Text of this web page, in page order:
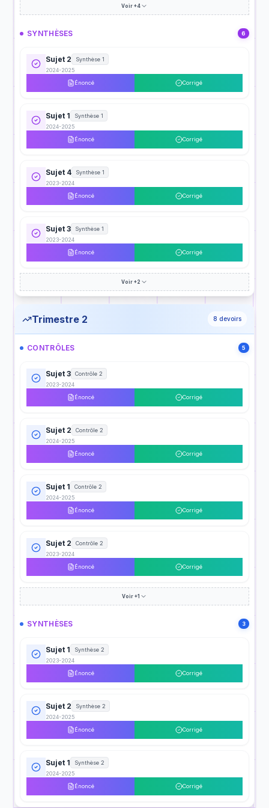
Voir +4
SYNTHÈSES 6
Sujet 2
Synthèse 1
2024-2025
Énoncé
Corrigé
Sujet 1
Synthèse 1
2024-2025
Énoncé
Corrigé
Sujet 4
Synthèse 1
2023-2024
Énoncé
Corrigé
Sujet 3
Synthèse 1
2023-2024
Énoncé
Corrigé
Voir +2
Trimestre 2 8 devoirs
CONTRÔLES 5
Sujet 3
Contrôle 2
2023-2024
Énoncé
Corrigé
Sujet 2
Contrôle 2
2024-2025
Énoncé
Corrigé
Sujet 1
Contrôle 2
2024-2025
Énoncé
Corrigé
Sujet 2
Contrôle 2
2023-2024
Énoncé
Corrigé
Voir +1
SYNTHÈSES 3
Sujet 1
Synthèse 2
2023-2024
Énoncé
Corrigé
Sujet 2
Synthèse 2
2024-2025
Énoncé
Corrigé
Sujet 1
Synthèse 2
2024-2025
Énoncé
Corrigé